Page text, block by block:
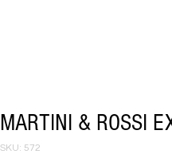
MARTINI & ROSSI
SKU: 572